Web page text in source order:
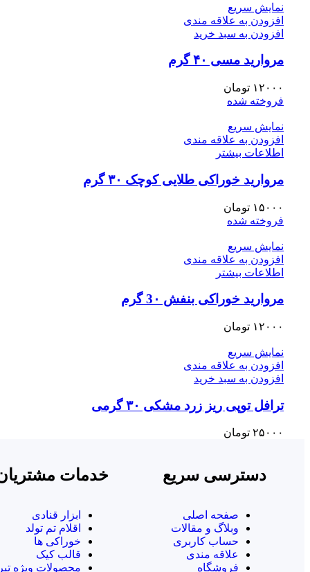
نمایش سریع
افزودن به علاقه مندی
افزودن به سبد خرید
مروارید مسی ۴۰ گرم
۱۲۰۰۰ تومان
فروخته شده
نمایش سریع
افزودن به علاقه مندی
اطلاعات بیشتر
مروارید خوراکی طلایی کوچک ۳۰ گرم
۱۵۰۰۰ تومان
فروخته شده
نمایش سریع
افزودن به علاقه مندی
اطلاعات بیشتر
مروارید خوراکی بنفش 3۰ گرم
۱۲۰۰۰ تومان
نمایش سریع
افزودن به علاقه مندی
افزودن به سبد خرید
ترافل توپی ریز زرد مشکی ۳۰ گرمی
۲۵۰۰۰ تومان
دسترسی سریع
صفحه اصلی
وبلاگ و مقالات
حساب کاربری
علاقه مندی
فروشگاه
خدمات
ابزار قنادی
اقلام تم تولد
خوراکی ها
قالب کیک
محصولات ویژه